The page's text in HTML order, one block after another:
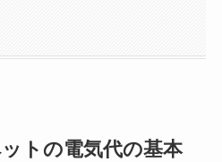
トの電気代の基本